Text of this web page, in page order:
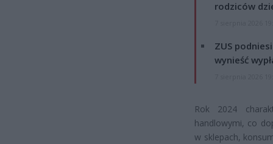
rodziców
ZUS
wynieść
Rok 2024
handlowymi, co
w sklepach,